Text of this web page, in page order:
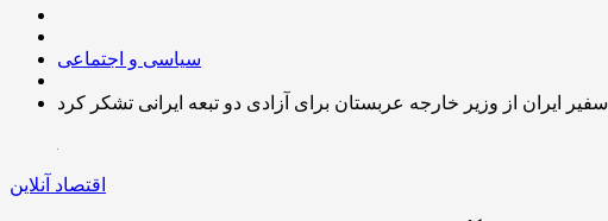
سیاسی و اجتماعی
سفیر ایران از وزیر خارجه عربستان برای آزادی دو تبعه ایرانی تشکر کرد
اقتصاد آنلاین